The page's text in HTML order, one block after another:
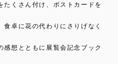
たくさん付け、ポストカードを
食卓に花の代わりにさりげなく
感想とともに展覧会記念ブック